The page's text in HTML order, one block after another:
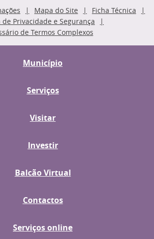
Mapa do Site
Ficha Técnica
de Privacidade e Segurança
de Termos Complexos
Município
Serviços
Visitar
Investir
Balcão Virtual
Contactos
Serviços online